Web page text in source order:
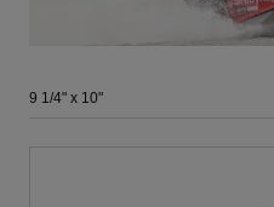
9 1/4" x 10"